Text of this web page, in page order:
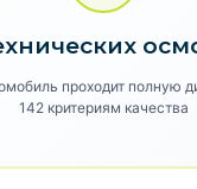
проходит полную
142 критериям качества